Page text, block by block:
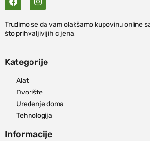
Trudimo se da vam olakšamo kupovinu online
što prihvaljivijih cijena.
Kategorije
Alat
Dvorište
Uređenje doma
Tehnologija
Informacije